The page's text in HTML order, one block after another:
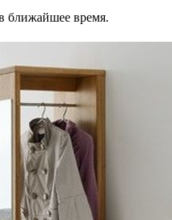
ближайшее время.